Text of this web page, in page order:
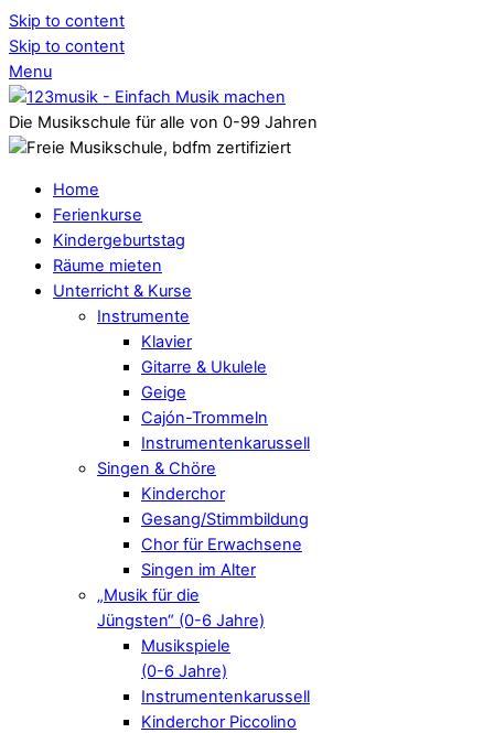
Skip to content
Skip to content
Menu
Die Musikschule für alle von 0-99 Jahren
Home
Ferienkurse
Kindergeburtstag
Räume mieten
Unterricht & Kurse
Instrumente
Klavier
Gitarre & Ukulele
Geige
Cajón-Trommeln
Instrumentenkarussell
Singen & Chöre
Kinderchor
Gesang/Stimmbildung
Chor für Erwachsene
Singen im Alter
„Musik für die
Jüngsten“ (0-6 Jahre)
Musikspiele
(0-6 Jahre)
Instrumentenkarussell
Kinderchor Piccolino